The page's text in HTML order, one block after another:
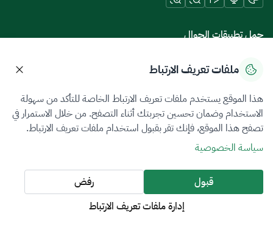
حمل تطبيقات الجوال
سياسة الخصوصيةشروط الاستخدامخريطة الموقع
جميع الحقوق محفوظة 2026 © ZATCA.GOV.SA
تم تطويره وصيانته بواسطة هيئة الزكاة والضريبة والجمارك
آخر تحديث للموقع في
ملفات تعريف الارتباط
هذا الموقع يستخدم ملفات تعريف الارتباط الخاصة للتأكد من سهولة
الاستخدام وضمان تحسين تجربتك أثناء التصفح. من خلال الاستمرار في
تصفح هذا الموقع، فإنك تقر بقبول استخدام ملفات تعريف الارتباط.
سياسة الخصوصية
قبول
رفض
إدارة ملفات تعريف الارتباط